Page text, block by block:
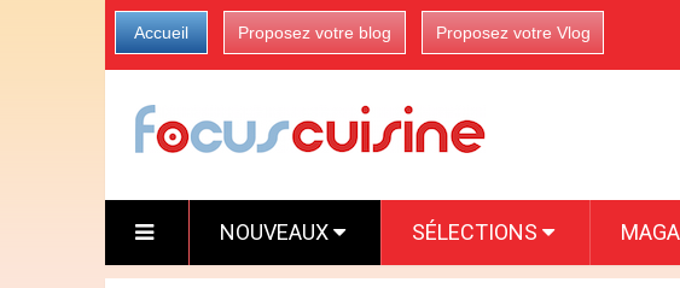
Accueil Proposez votre blog Proposez votre Vlog
NOUVEAUX SÉLECTIONS